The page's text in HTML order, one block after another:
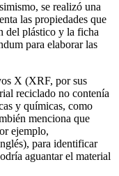
se realizó una
las propiedades que
del plástico y la ficha
para elaborar las
X (XRF, por sus
reciclado no contenía
y químicas, como
menciona que
ejemplo,
para identificar
aguantar el material